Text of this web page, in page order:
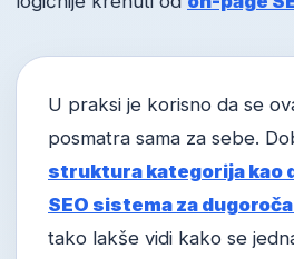
U praksi je korisno da se
posmatra sama za sebe.
struktura kategorija kao
SEO sistema za
tako lakše vidi kako se